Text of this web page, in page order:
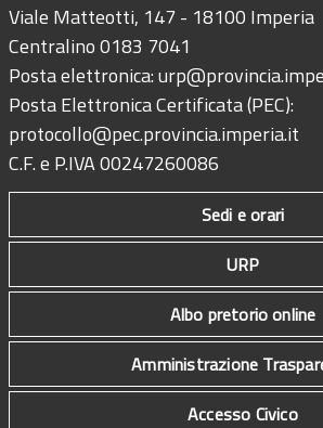
Viale Matteotti, 147 - 18100 Imperia
Centralino 0183 7041
Posta elettronica:
Posta Elettronica Certificata (PEC):
protocollo@pec.provincia.imperia.it
C.F. e P.IVA 00247260086
Sedi e orari
URP
Albo pretorio online
Amministrazione
Accesso Civico